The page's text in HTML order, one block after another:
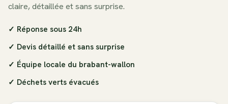
claire, détaillée et sans surprise.
✓ Réponse sous 24h
✓ Devis détaillé et sans surprise
✓ Équipe locale du brabant-wallon
✓ Déchets verts évacués